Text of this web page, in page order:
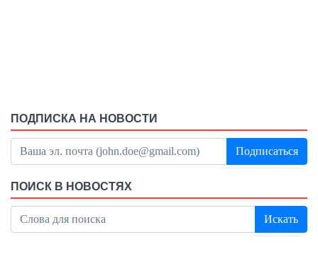
ПОДПИСКА НА НОВОСТИ
Подписаться
ПОИСК В НОВОСТЯХ
Искать